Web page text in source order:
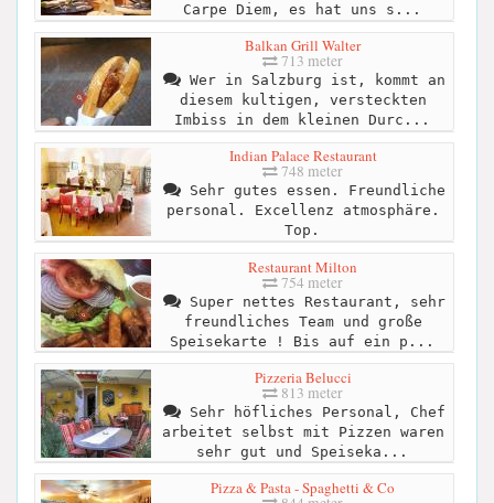
Carpe Diem, es hat uns s...
Balkan Grill Walter
713 meter
Wer in Salzburg ist, kommt an
diesem kultigen, versteckten
Imbiss in dem kleinen Durc...
Indian Palace Restaurant
748 meter
Sehr gutes essen. Freundliche
personal. Excellenz atmosphäre.
Top.
Restaurant Milton
754 meter
Super nettes Restaurant, sehr
freundliches Team und große
Speisekarte ! Bis auf ein p...
Pizzeria Belucci
813 meter
Sehr höfliches Personal, Chef
arbeitet selbst mit Pizzen waren
sehr gut und Speiseka...
Pizza & Pasta - Spaghetti & Co